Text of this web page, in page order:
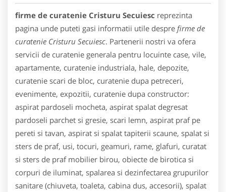
firme de curatenie Cristuru Secuiesc reprezinta
pagina unde puteti gasi informatii utile despre firme de
curatenie Cristuru Secuiesc. Partenerii nostri va ofera
servicii de curatenie generala pentru locuinte case, vile,
apartamente, curatenie industriala, hale, depozite,
curatenie scari de bloc, curatenie dupa petreceri,
evenimente, expozitii, curatenie dupa constructor:
aspirat pardoseli mocheta, aspirat spalat degresat
pardoseli parchet si gresie, scari lemn, aspirat praf pe
pereti si tavan, aspirat si spalat tapiterii scaune, spalat si
sters de praf, usi, tocuri, geamuri, rame, glafuri, curatat
si sters de praf mobilier birou, obiecte de birotica si
corpuri de iluminat, spalarea si dezinfectarea grupurilor
sanitare (chiuveta, toaleta, cabina dus, accesorii), spalat